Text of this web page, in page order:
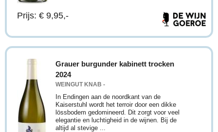
Prijs: € 9,95,-
Grauer burgunder kabinett trocken
2024
WEINGUT KNAB -
In Endingen aan de noordkant van de
Kaiserstuhl wordt het terroir door een dikke
lössbodem gedomineerd. Dit zorgt voor veel
elegantie en luchtigheid in de wijnen. Bij de
altijd al stevige ...